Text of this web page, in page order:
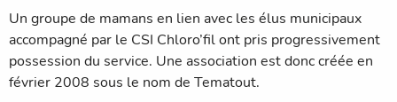
Un groupe de mamans en lien avec les élus municipaux
accompagné par le CSI Chloro’fil ont pris progressivement
possession du service. Une association est donc créée en
février 2008 sous le nom de Tematout.